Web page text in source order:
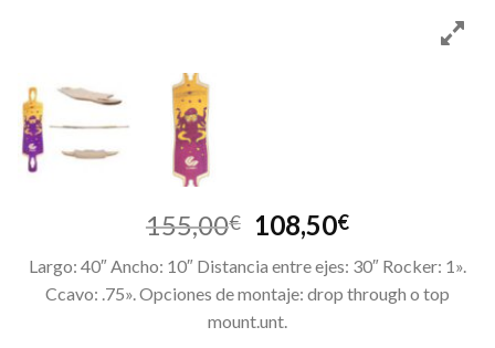
155,00€
El
precio
original
era:
155,00€.
108,50€El
actual
es:
Largo: 40″ Ancho: 10″ Distancia entre ejes: 30″ Rocker: 1».
Ccavo: .75». Opciones de montaje: drop through o top
mount.unt.